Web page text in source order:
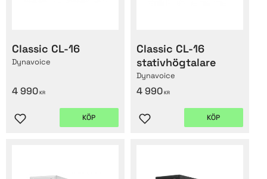
Classic CL-16
Dynavoice
4 990 KR
Lägg till i favoriter
KÖP
Classic CL-16
stativhögtalare
Dynavoice
4 990 KR
Lägg till i favoriter
KÖP